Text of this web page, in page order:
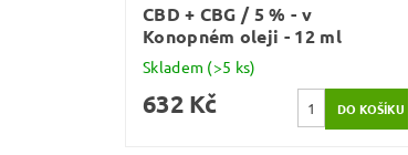
CBD + CBG / 5 % - v
Konopném oleji - 12 ml
Skladem (>5 ks)
632 Kč